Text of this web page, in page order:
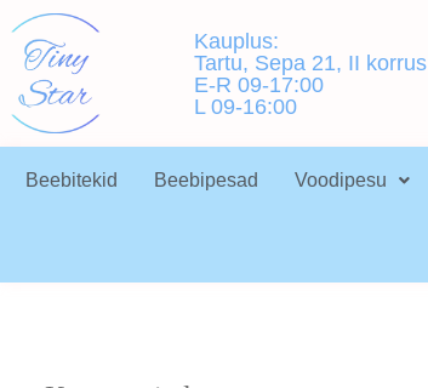
Kauplus:
Tartu, Sepa 21, II korrus
E-R 09-17:00
L 09-16:00
Beebitekid Beebipesad Voodipesu